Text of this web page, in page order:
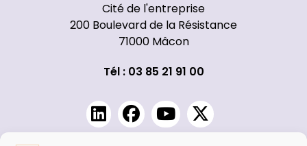
Cité de l'entreprise
200 Boulevard de la Résistance
71000 Mâcon
Tél : 03 85 21 91 00